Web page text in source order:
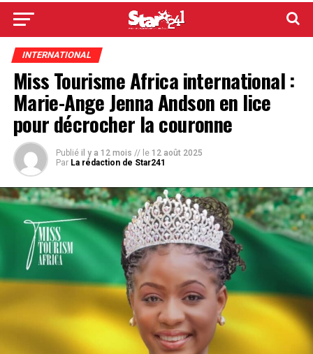
INTERNATIONAL
Miss Tourisme Africa international :
Marie-Ange Jenna Andson en lice
pour décrocher la couronne
Publié il y a 12 mois // le 12 août 2025
Par La rédaction de Star241